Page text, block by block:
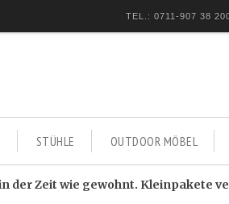
TEL.: 0711-907 38
STÜHLE OUTDOOR MÖBEL
Zeit wie gewohnt. Kleinpakete